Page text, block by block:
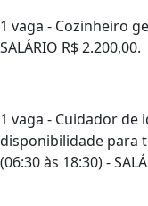
1 vaga - Cozinheiro
SALÁRIO R$ 2.200,00.
1 vaga - Cuidador de
disponibilidade para
(06:30 às 18:30) -